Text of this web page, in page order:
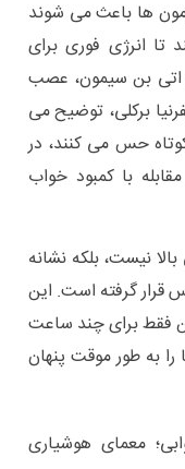
ها باعث می شوند
تا انرژی فوری برای
اتی بن سیمون، عصب
برکلی، توضیح می
حس می کنند، در
با کمبود خواب
نیست، بلکه نشانه
گرفته است. این
فقط برای چند ساعت
به طور موقت پنهان